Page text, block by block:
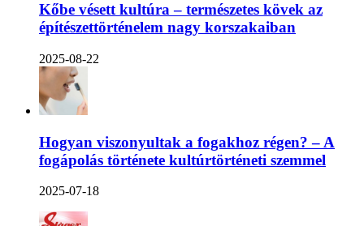
Kőbe vésett kultúra – természetes kövek az
építészettörténelem nagy korszakaiban
2025-08-22
Hogyan viszonyultak a fogakhoz régen? – A
fogápolás története kultúrtörténeti szemmel
2025-07-18